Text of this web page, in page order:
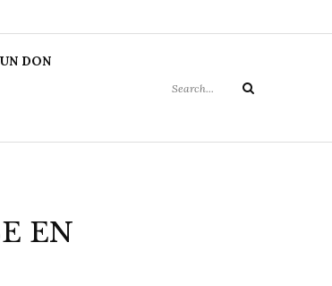
DE
DON
Search
EN